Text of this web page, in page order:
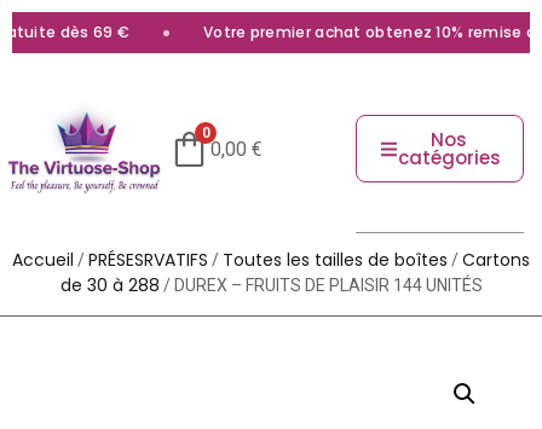
dès 69 € Votre premier achat obtenez 10% remise
0
0,00 € Nos
catégories
Accueil /PRÉSESRVATIFS / Toutes les tailles de boîtes /Cartons
de 30 à 288 / DUREX – FRUITS DE PLAISIR 144 UNITÉS